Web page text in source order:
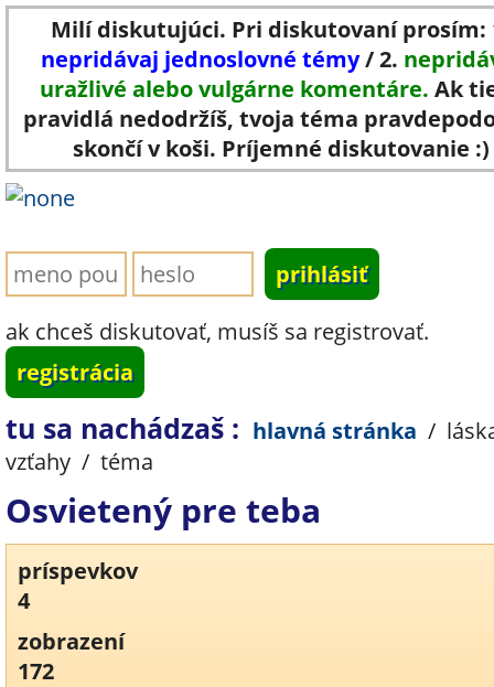
Milí diskutujúci. Pri diskutovaní prosím:
nepridávaj jednoslovné témy/ 2.
uražlivé alebo vulgárne komentáre. Ak
pravidlá nedodržíš, tvoja téma
skončí v koši. Príjemné diskutovanie :)
ak chceš diskutovať, musíš sa registrovať.
registrácia
tu sa nachádzaš : hlavná stránka /
vzťahy / téma
Osvietený pre teba
príspevkov
4
zobrazení
172